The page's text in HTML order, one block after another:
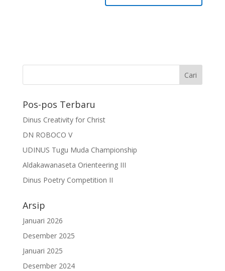
Pos-pos Terbaru
Dinus Creativity for Christ
DN ROBOCO V
UDINUS Tugu Muda Championship
Aldakawanaseta Orienteering III
Dinus Poetry Competition II
Arsip
Januari 2026
Desember 2025
Januari 2025
Desember 2024